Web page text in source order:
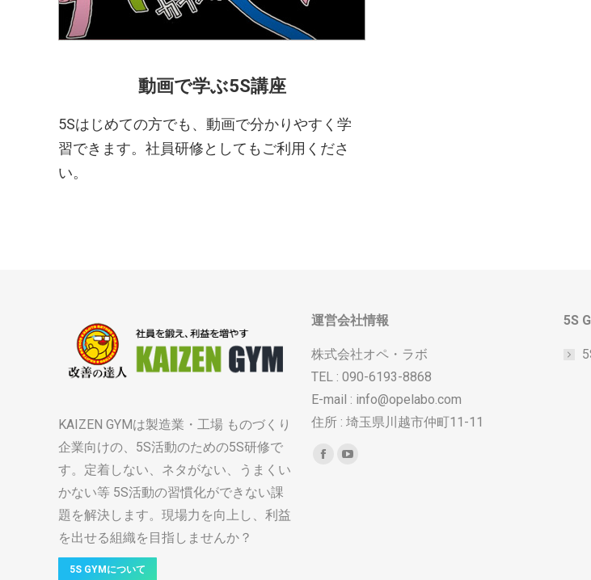
動画で学ぶ5S講座
5Sはじめての方でも、動画で分かりやすく学
習できます。社員研修としてもご利用くださ
い。
KAIZEN GYMは製造業・工場 ものづくり
企業向けの、5S活動のための5S研修で
す。定着しない、ネタがない、うまくい
かない等 5S活動の習慣化ができない課
題を解決します。現場力を向上し、利益
を出せる組織を目指しませんか？
5S GYMについて
運営会社情報
株式会社オペ・ラボ
TEL : 090-6193-8868
E-mail : info@opelabo.com
住所 : 埼玉県川越市仲町11-11
Find us on:
Facebook
YouTube
5S